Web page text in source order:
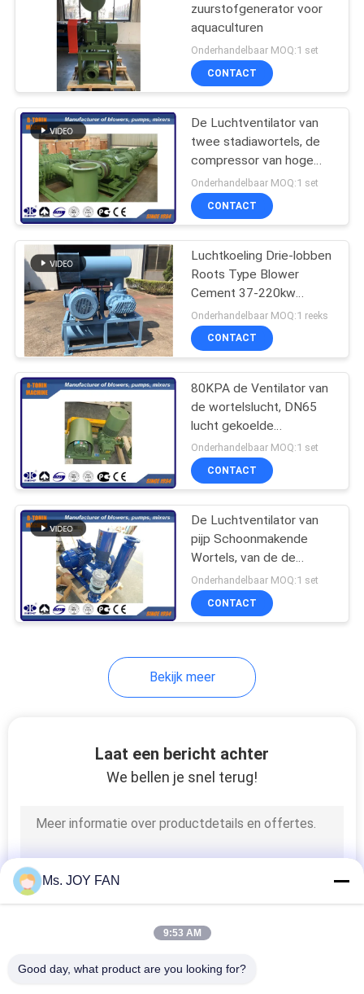
zuurstofgenerator voor
aquaculturen
Onderhandelbaar MOQ:1 set
CONTACT
De Luchtventilator van
twee stadiawortels, de
compressor van hoge
drukwortels voor
elektrische centrale
Onderhandelbaar MOQ:1 set
CONTACT
Luchtkoeling Drie-lobben
Roots Type Blower
Cement 37-220kw
Hogere Capaciteit
Onderhandelbaar MOQ:1 reeks
CONTACT
80KPA de Ventilator van
de wortelslucht, DN65
lucht gekoelde
compressor120m3/h
pneumatische ventilator
Onderhandelbaar MOQ:1 set
CONTACT
De Luchtventilator van
pijp Schoonmakende
Wortels, van de de
verplaatsingsventilator
van DN125 positieve de
verluchtingsventilator
Onderhandelbaar MOQ:1 set
CONTACT
Bekijk meer
Laat een bericht achter
We bellen je snel terug!
Ms. JOY FAN
9:53 AM
Good day, what product are you looking for?